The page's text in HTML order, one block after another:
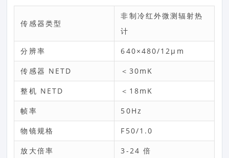
传感器类型
非制冷红外微测辐射热
计
分辨率 640×480/12μm
传感器 NETD ＜30mK
整机 NETD ＜18mK
帧率 50Hz
物镜规格 F50/1.0
放大倍率 3-24 倍